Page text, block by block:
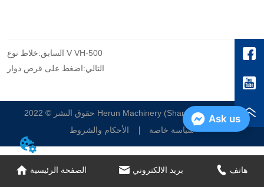
السابق: خلاط نوع V VH-500
التالي:اضغط على قرص دوار
حقوق النشر © 2022 Herun Machinery (Shanghai) Co.، Ltd.
سياسة خاصة
الأحكام والشروط
الصفحة الرئيسية بريد الالكتروني هاتف
Ask us